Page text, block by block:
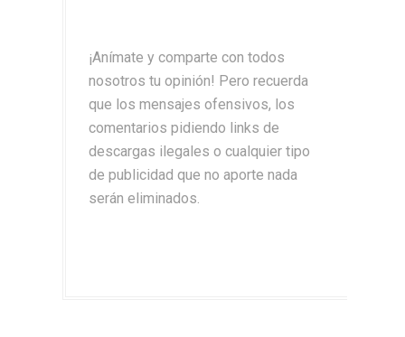
¡Anímate y comparte con todos
nosotros tu opinión! Pero recuerda
que los mensajes ofensivos, los
comentarios pidiendo links de
descargas ilegales o cualquier tipo
de publicidad que no aporte nada
serán eliminados.